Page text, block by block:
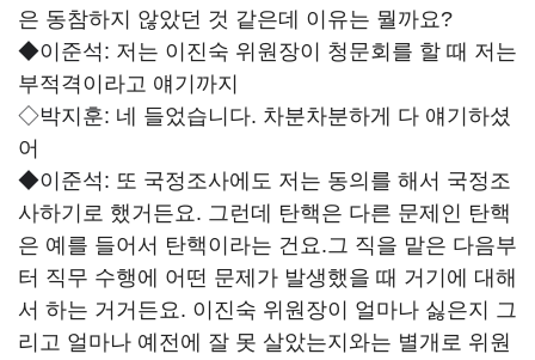
은 동참하지 않았던 것 같은데 이유는 뭘까요?
◆이준석: 저는 이진숙 위원장이 청문회를 할 때 저는
부적격이라고 얘기까지
◇박지훈: 네 들었습니다. 차분차분하게 다 얘기하셨
어
◆이준석: 또 국정조사에도 저는 동의를 해서 국정조
사하기로 했거든요. 그런데 탄핵은 다른 문제인 탄핵
은 예를 들어서 탄핵이라는 건요.그 직을 맡은 다음부
터 직무 수행에 어떤 문제가 발생했을 때 거기에 대해
서 하는 거거든요. 이진숙 위원장이 얼마나 싫은지 그
리고 얼마나 예전에 잘 못 살았는지와는 별개로 위원